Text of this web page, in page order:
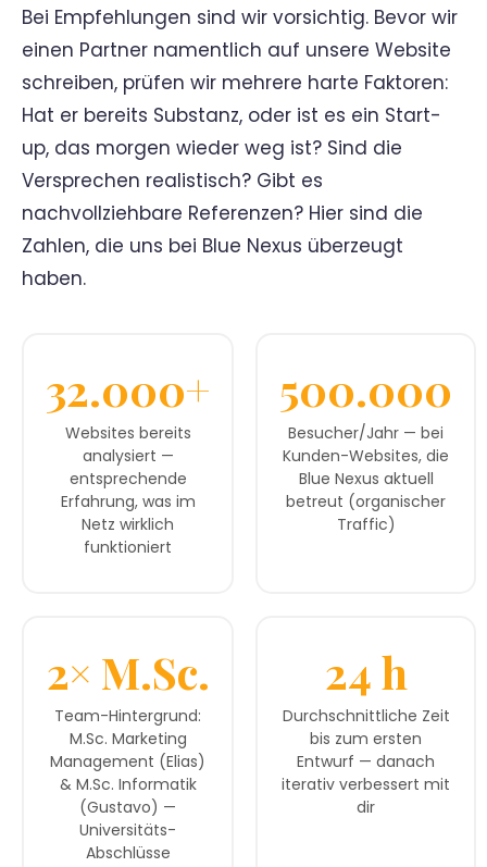
Bei Empfehlungen sind wir vorsichtig. Bevor wir
einen Partner namentlich auf unsere Website
schreiben, prüfen wir mehrere harte Faktoren:
Hat er bereits Substanz, oder ist es ein Start-
up, das morgen wieder weg ist? Sind die
Versprechen realistisch? Gibt es
nachvollziehbare Referenzen? Hier sind die
Zahlen, die uns bei Blue Nexus überzeugt
haben.
32.000+
Websites bereits
analysiert —
entsprechende
Erfahrung, was im
Netz wirklich
funktioniert
500.000
Besucher/Jahr — bei
Kunden-Websites, die
Blue Nexus aktuell
betreut (organischer
Traffic)
2× M.Sc.
Team-Hintergrund:
M.Sc. Marketing
Management (Elias)
& M.Sc. Informatik
(Gustavo) —
Universitäts-
Abschlüsse
24 h
Durchschnittliche Zeit
bis zum ersten
Entwurf — danach
iterativ verbessert mit
dir